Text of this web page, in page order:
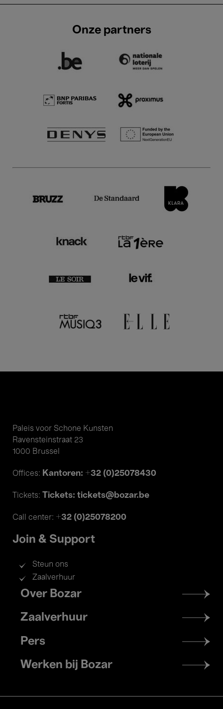
Onze partners
Paleis voor Schone Kunsten
Ravensteinstraat 23
1000 Brussel
Offices: Kantoren: +32 (0)25078430
Tickets: Tickets: tickets@bozar.be
Call center: +32 (0)25078200
Join & Support
Steun ons
Zaalverhuur
Footer
menu
Over Bozar
Zaalverhuur
Pers
Werken bij Bozar